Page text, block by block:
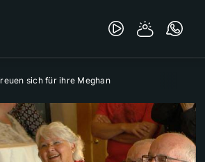
sich für ihre Meghan